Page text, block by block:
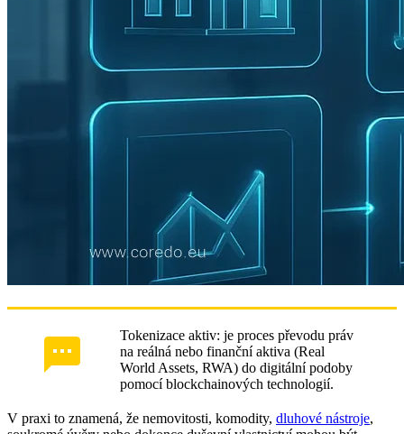
Tokenizace aktiv: je proces převodu práv
na reálná nebo finanční aktiva (Real
World Assets, RWA) do digitální podoby
pomocí blockchainových technologií.
V praxi to znamená, že nemovitosti, komodity, dluhové nástroje,